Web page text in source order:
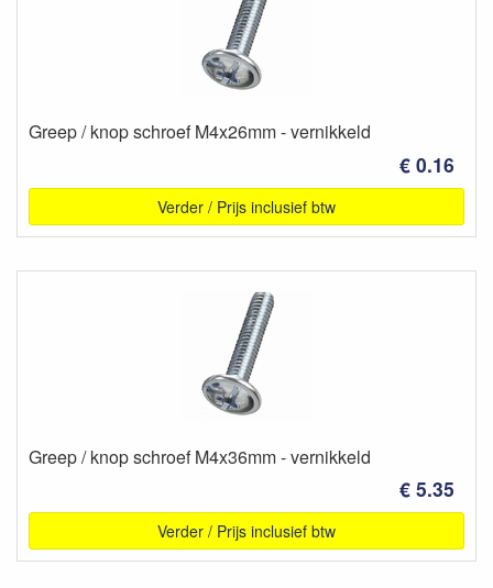
Greep / knop schroef M4x26mm - vernikkeld
€ 0.16
Verder / Prijs inclusief btw
Greep / knop schroef M4x36mm - vernikkeld
€ 5.35
Verder / Prijs inclusief btw